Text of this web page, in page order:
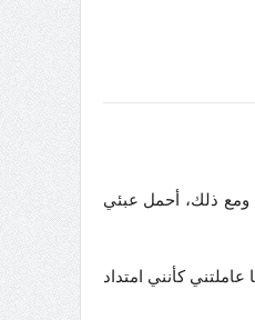
ومع ذلك، أحمل عبئي
كأنني امتداد